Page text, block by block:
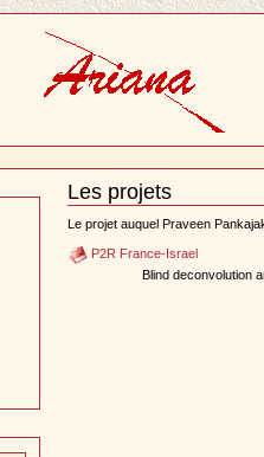
Les projets
Document
Actions
Le projet auquel Praveen
P2R France-Israel
Blind deconvolution